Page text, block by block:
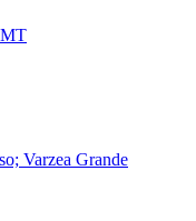
MT
Varzea Grande